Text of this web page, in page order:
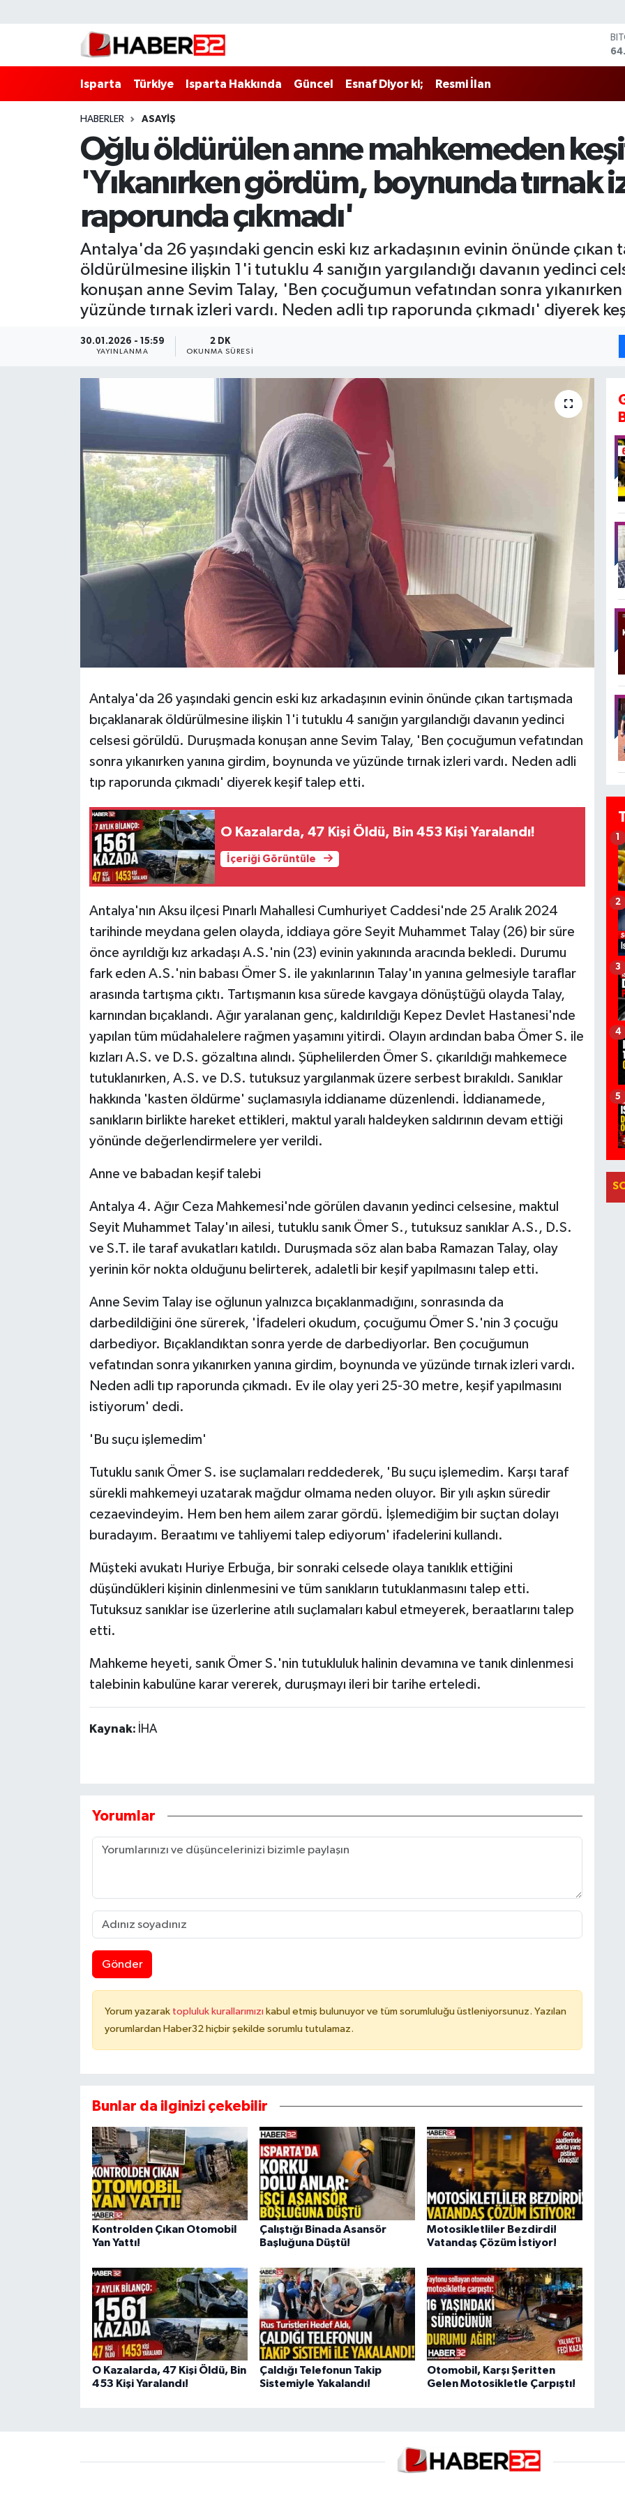
Isparta Türkiye Isparta Hakkında Güncel Esnaf Diyor ki; Resmi İlan
HABERLER ASAYİŞ
Oğlu öldürülen anne mahkemeden
'Yıkanırken gördüm, boynunda tırnak
raporunda çıkmadı'
Antalya'da 26 yaşındaki gencin eski kız arkadaşının evinin önünde çıkan
öldürülmesine ilişkin 1'i tutuklu 4 sanığın yargılandığı davanın yedinci
konuşan anne Sevim Talay, 'Ben çocuğumun vefatından sonra
yüzünde tırnak izleri vardı. Neden adli tıp raporunda çıkmadı' diyerek
30.01.2026 - 15:59
YAYINLANMA
2 DK
OKUNMA SÜRESI
Antalya'da 26 yaşındaki gencin eski kız arkadaşının evinin önünde çıkan tartışmada
bıçaklanarak öldürülmesine ilişkin 1'i tutuklu 4 sanığın yargılandığı davanın yedinci
celsesi görüldü. Duruşmada konuşan anne Sevim Talay, 'Ben çocuğumun vefatından
sonra yıkanırken yanına girdim, boynunda ve yüzünde tırnak izleri vardı. Neden adli
tıp raporunda çıkmadı' diyerek keşif talep etti.
O Kazalarda, 47 Kişi Öldü, Bin 453 Kişi Yaralandı!
İçeriği Görüntüle
Antalya'nın Aksu ilçesi Pınarlı Mahallesi Cumhuriyet Caddesi'nde 25 Aralık 2024
tarihinde meydana gelen olayda, iddiaya göre Seyit Muhammet Talay (26) bir süre
önce ayrıldığı kız arkadaşı A.S.'nin (23) evinin yakınında aracında bekledi. Durumu
fark eden A.S.'nin babası Ömer S. ile yakınlarının Talay'ın yanına gelmesiyle taraflar
arasında tartışma çıktı. Tartışmanın kısa sürede kavgaya dönüştüğü olayda Talay,
karnından bıçaklandı. Ağır yaralanan genç, kaldırıldığı Kepez Devlet Hastanesi'nde
yapılan tüm müdahalelere rağmen yaşamını yitirdi. Olayın ardından baba Ömer S. ile
kızları A.S. ve D.S. gözaltına alındı. Şüphelilerden Ömer S. çıkarıldığı mahkemece
tutuklanırken, A.S. ve D.S. tutuksuz yargılanmak üzere serbest bırakıldı. Sanıklar
hakkında 'kasten öldürme' suçlamasıyla iddianame düzenlendi. İddianamede,
sanıkların birlikte hareket ettikleri, maktul yaralı haldeyken saldırının devam ettiği
yönünde değerlendirmelere yer verildi.
Anne ve babadan keşif talebi
Antalya 4. Ağır Ceza Mahkemesi'nde görülen davanın yedinci celsesine, maktul
Seyit Muhammet Talay'ın ailesi, tutuklu sanık Ömer S., tutuksuz sanıklar A.S., D.S.
ve S.T. ile taraf avukatları katıldı. Duruşmada söz alan baba Ramazan Talay, olay
yerinin kör nokta olduğunu belirterek, adaletli bir keşif yapılmasını talep etti.
Anne Sevim Talay ise oğlunun yalnızca bıçaklanmadığını, sonrasında da
darbedildiğini öne sürerek, 'İfadeleri okudum, çocuğumu Ömer S.'nin 3 çocuğu
darbediyor. Bıçaklandıktan sonra yerde de darbediyorlar. Ben çocuğumun
vefatından sonra yıkanırken yanına girdim, boynunda ve yüzünde tırnak izleri vardı.
Neden adli tıp raporunda çıkmadı. Ev ile olay yeri 25-30 metre, keşif yapılmasını
istiyorum' dedi.
'Bu suçu işlemedim'
Tutuklu sanık Ömer S. ise suçlamaları reddederek, 'Bu suçu işlemedim. Karşı taraf
sürekli mahkemeyi uzatarak mağdur olmama neden oluyor. Bir yılı aşkın süredir
cezaevindeyim. Hem ben hem ailem zarar gördü. İşlemediğim bir suçtan dolayı
buradayım. Beraatımı ve tahliyemi talep ediyorum' ifadelerini kullandı.
Müşteki avukatı Huriye Erbuğa, bir sonraki celsede olaya tanıklık ettiğini
düşündükleri kişinin dinlenmesini ve tüm sanıkların tutuklanmasını talep etti.
Tutuksuz sanıklar ise üzerlerine atılı suçlamaları kabul etmeyerek, beraatlarını talep
etti.
Mahkeme heyeti, sanık Ömer S.'nin tutukluluk halinin devamına ve tanık dinlenmesi
talebinin kabulüne karar vererek, duruşmayı ileri bir tarihe erteledi.
Kaynak: İHA
Yorumlar
Gönder
Yorum yazarak topluluk kurallarımızı kabul etmiş bulunuyor ve tüm sorumluluğu üstleniyorsunuz. Yazılan
yorumlardan Haber32 hiçbir şekilde sorumlu tutulamaz.
Bunlar da ilginizi çekebilir
Kontrolden Çıkan Otomobil
Yan Yattı!
Çalıştığı Binada Asansör
Başluğuna Düştü!
Motosikletliler Bezdirdi!
Vatandaş Çözüm İstiyor!
O Kazalarda, 47 Kişi Öldü, Bin
453 Kişi Yaralandı!
Çaldığı Telefonun Takip
Sistemiyle Yakalandı!
Otomobil, Karşı Şeritten
Gelen Motosikletle Çarpıştı!
1
2
3
4
5
Isparta Hakkında
Esnaf Diyor ki;
BİLİM VE TEKNOLOJİ
HABERDE İNSAN
KÜLTÜR SANAT
POLİTİKA
RESMİ İLANLAR
SAĞLIK
Isparta Nöbetçi Eczaneler
Isparta Hava Durumu
Isparta Trafik Yoğunluk Haritası
Süper Lig Puan Durumu ve Fikstür
Tüm Manşetler
Son Dakika Haberleri
Haber Arşivi